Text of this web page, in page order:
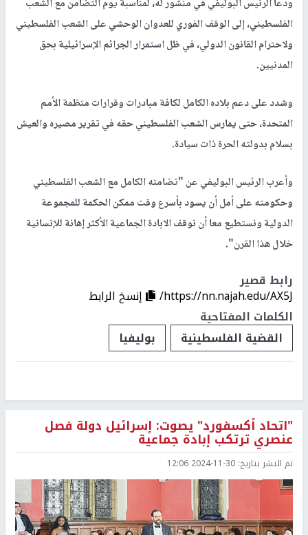
ودعا الرئيس البوليفي في منشور له، لمناسبة يوم التضامن مع الشعب
الفلسطيني، إلى الوقف الفوري للعدوان الوحشي على الشعب الفلسطيني
ولاحترام القانون الدولي، في ظل استمرار الجرائم الإسرائيلية بحق
المدنيين.
وشدد على دعم بلاده الكامل لكافة مبادرات وقرارات منظمة الأمم
المتحدة، حتى يمارس الشعب الفلسطيني حقه في تقرير مصيره والعيش
بسلام بدولته الحرة ذات سيادة.
وأعرب الرئيس البوليفي عن "تضامنه الكامل مع الشعب الفلسطيني
وحكومته على أمل أن يسود بأسرع وقت ممكن الحكمة للمجموعة
الدولية ونستطيع معا أن نوقف الابادة الجماعية الأكثر إهانة للإنسانية
خلال هذا القرن".
رابط قصير
https://nn.najah.edu/AX5J/
إنسخ الرابط
الكلمات المفتاحية
القضية الفلسطينية
بوليفيا
"اتحاد أكسفورد" يصوت: إسرائيل دولة فصل
عنصري ترتكب إبادة جماعية
تم النشر بتاريخ: 2024-11-30 12:06